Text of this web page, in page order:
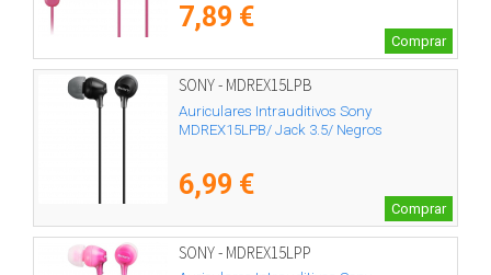
7,89 €
Comprar
SONY - MDREX15LPB
Auriculares Intrauditivos Sony
MDREX15LPB/ Jack 3.5/ Negros
6,99 €
Comprar
SONY - MDREX15LPP